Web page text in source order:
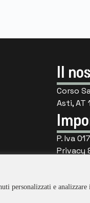
personalizzati e
Il
Corso
Asti, AT
P. Iva
Privacy
©. All Rights Reserved